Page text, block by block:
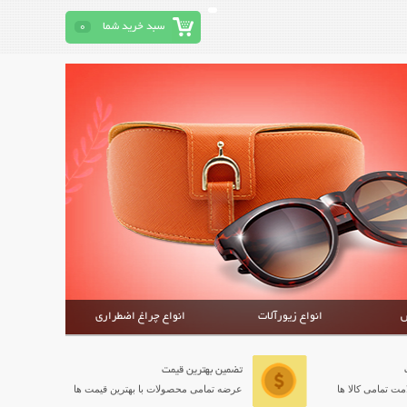
سبد خرید شما 0
انواع زیورآلات انواع چراغ اضطراری
تمامی کالا ها
تضمین بهترین قیمت
عرضه تمامی محصولات با بهترین قیمت ها